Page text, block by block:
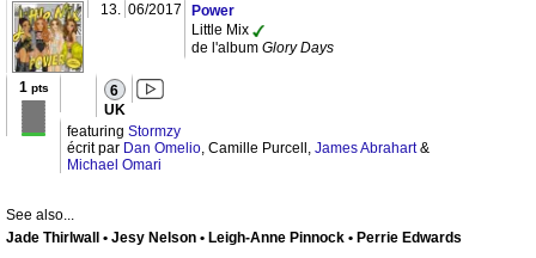
13. 06/2017
Power
Little Mix
de l'album Glory Days
1 pts 6
UK
featuring Stormzy
écrit par Dan Omelio, Camille Purcell, James Abrahart&
Michael Omari
See also...
Jade Thirlwall • Jesy Nelson • Leigh-Anne Pinnock • Perrie Edwards